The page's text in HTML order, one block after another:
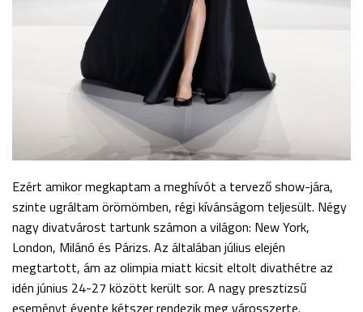
Ezért amikor megkaptam a meghívót a tervező show-jára,
szinte ugráltam örömömben, régi kívánságom teljesült. Négy
nagy divatvárost tartunk számon a világon: New York,
London, Milánó és Párizs. Az általában július elején
megtartott, ám az olimpia miatt kicsit eltolt divathétre az
idén június 24-27 között került sor. A nagy presztizsű
eseményt évente kétszer rendezik meg városszerte.